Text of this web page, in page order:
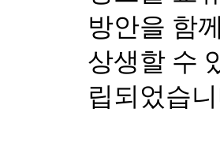
방안을 함
상생할 수
립되었습